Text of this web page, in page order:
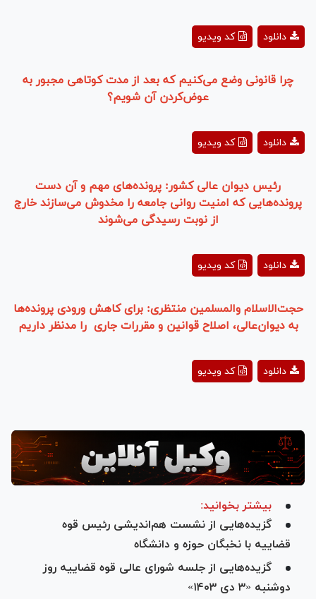
کد ویدیو دانلود
چرا قانونی وضع می‌کنیم که بعد از مدت کوتاهی مجبور به
عوض‌کردن آن شویم؟
کد ویدیو دانلود
رئیس دیوان عالی کشور: پرونده‌های مهم و آن دست
پرونده‌هایی که امنیت روانی جامعه را مخدوش می‌سازند خارج
از نوبت رسیدگی می‌شوند
کد ویدیو دانلود
حجت‌الاسلام والمسلمین منتظری: برای کاهش ورودی پرونده‌ها
به دیوان‌عالی، اصلاح قوانین و مقررات جاری را مدنظر داریم
کد ویدیو دانلود
بیشتر بخوانید:
گزیده‌هایی از نشست هم‌اندیشی رئیس قوه
قضاییه با نخبگان حوزه و دانشگاه
گزیده‌هایی از جلسه شورای عالی قوه قضاییه روز
دوشنبه «۳ دی ۱۴۰۳»